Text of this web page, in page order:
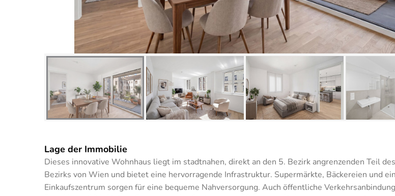
Lage der Immobilie
Dieses innovative Wohnhaus liegt im stadtnahen, direkt an den 5. Bezirk angrenzenden Teil
Bezirks von Wien und bietet eine hervorragende Infrastruktur. Supermärkte, Bäckereien und ein
Einkaufszentrum sorgen für eine bequeme Nahversorgung. Auch öffentliche